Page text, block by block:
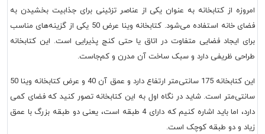
امروزه از کتابخانه به عنوان یکی از عناصر تزئینی برای جذابیت بخشیدن به
فضای خانه استفاده می‌شود. کتابخانه وینا عرض 50 یکی از گزینه‌های مناسب
برای ایجاد فضایی متفاوت در اتاق یا حتی کنج پذیرایی است. این کتابخانه
طراحی ظریفی دارد و سبک ساخت آن مدرن و کم‌جاست.
این کتابخانه 175 سانتی‌متر ارتفاع دارد و عمق آن 40 و عرض کتابخانه وینا 50
سانتی‌متر است. شاید در نگاه اول به این کتابخانه تصور کنید که فضای کمی
دارد، اما باید اشاره کنیم که دارای 4 طبقه است، یعنی دو طبقه بزرگ با عمق
زیاد و دو طبقه کوچک است.